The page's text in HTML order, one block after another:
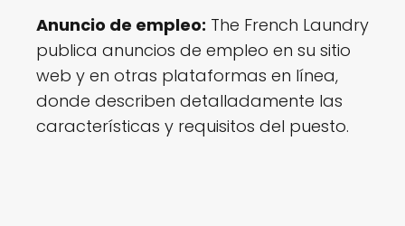
Anuncio de empleo: The French Laundry
publica anuncios de empleo en su sitio
web y en otras plataformas en línea,
donde describen detalladamente las
características y requisitos del puesto.